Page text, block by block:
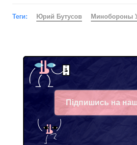
Теги: Юрий Бутусов Минобороны
Підпишись на наш
Facebook